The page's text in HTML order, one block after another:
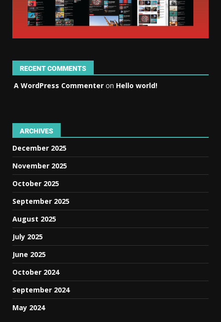
RECENT COMMENTS
A WordPress Commenter on Hello world!
ARCHIVES
December 2025
November 2025
October 2025
September 2025
August 2025
July 2025
June 2025
October 2024
September 2024
May 2024